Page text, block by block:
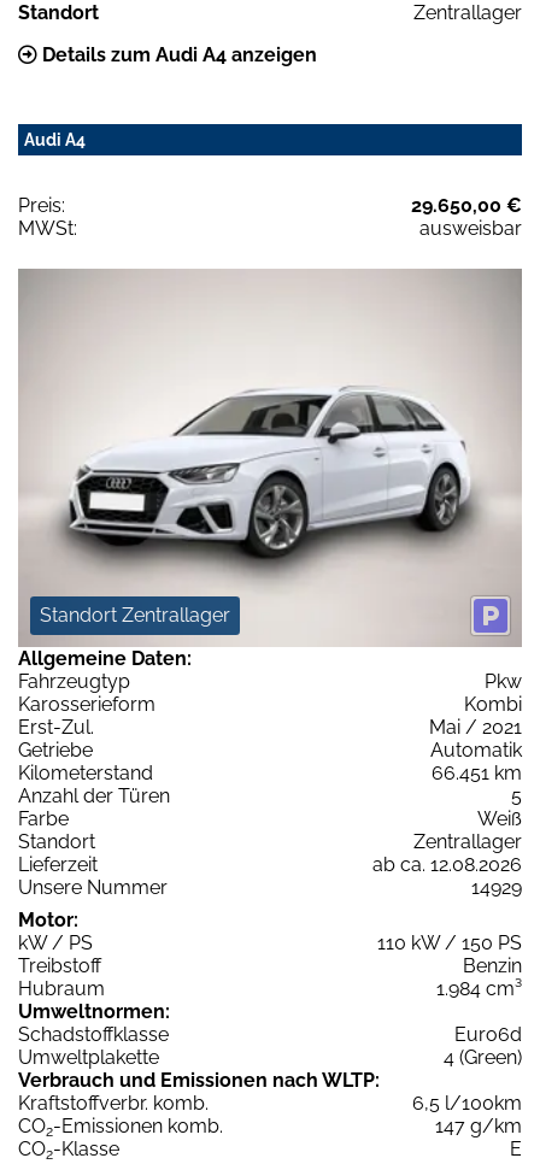
Standort
Zentrallager
Details zum Audi A4 anzeigen
Audi A4
Preis:
29.650,00 €
MWSt:
ausweisbar
Standort Zentrallager
Allgemeine Daten:
Fahrzeugtyp
Pkw
Karosserieform
Kombi
Erst-Zul.
Mai / 2021
Getriebe
Automatik
Kilometerstand
66.451 km
Anzahl der Türen
5
Farbe
Weiß
Standort
Zentrallager
Lieferzeit
ab ca. 12.08.2026
Unsere Nummer
14929
Motor:
kW / PS
110 kW / 150 PS
Treibstoff
Benzin
Hubraum
1.984 cm³
Umweltnormen:
Schadstoffklasse
Euro6d
Umweltplakette
4 (Green)
Verbrauch und Emissionen nach WLTP:
Kraftstoffverbr. komb.
6,5 l/100km
CO2-Emissionen komb.
147 g/km
CO2-Klasse
E